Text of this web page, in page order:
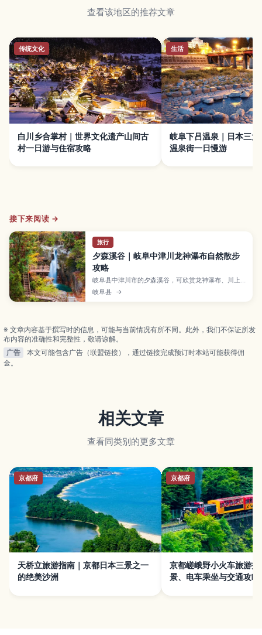
查看该地区的推荐文章
传统文化
白川乡合掌村｜世界文化遗产山间古
村一日游与住宿攻略
生活
岐阜下吕温泉｜日本三大
温泉街一日慢游
接下来阅读 →
旅行
夕森溪谷｜岐阜中津川龙神瀑布自然散步
攻略
岐阜县中津川市的夕森溪谷，可欣赏龙神瀑布、川上
川清流与红叶。本文介绍瀑布看点、步行方式、季节
乐趣与到访前须知。
岐阜县 →
※ 文章内容基于撰写时的信息，可能与当前情况有所不同。此外，我们不保证所发
布内容的准确性和完整性，敬请谅解。
广告
本文可能包含广告（联盟链接），通过链接完成预订时本站可能获得佣
金。
相关文章
查看同类别的更多文章
京都府
天桥立旅游指南｜京都日本三景之一
的绝美沙洲
京都府
京都嵯峨野小火车旅游指
景、电车乘坐与交通攻略